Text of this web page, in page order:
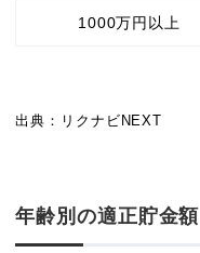
1000万円以上
出典：リクナビNEXT
年齢別の適正貯金額